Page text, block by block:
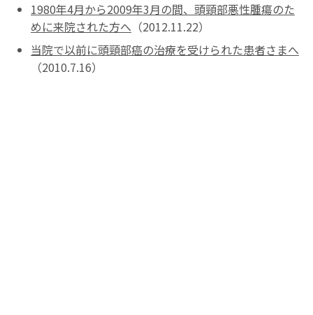
1980年4月から2009年3月の間、頭頸部悪性腫瘍のた
めに来院された方へ （2012.11.22）
当院で以前に頭頸部癌の治療を受けられた患者さまへ
（2010.7.16）